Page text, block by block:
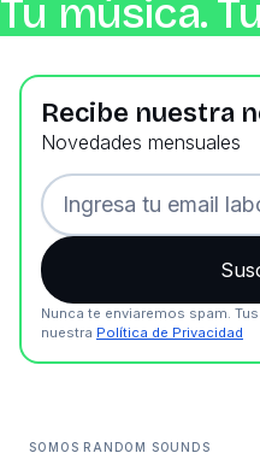
Tu música.
Recibe nuestra
Novedades mensuales
Nunca te enviaremos spam.
nuestra Política de Privacidad
SOMOS RANDOM SOUNDS